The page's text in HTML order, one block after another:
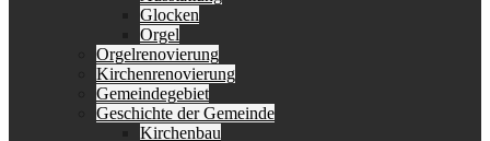
Glocken
Orgel
Orgelrenovierung
Kirchenrenovierung
Gemeindegebiet
Geschichte der Gemeinde
Kirchenbau